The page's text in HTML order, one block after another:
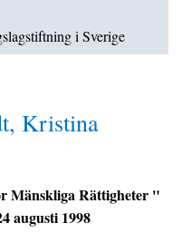
i Sverige
Kristina
Mänskliga Rättigheter "
augusti 1998